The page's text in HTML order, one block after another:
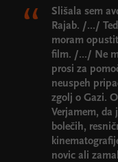
Slišala sem
Rajab. /.../
moram
film. /.../ Ne
prosi za
neuspeh
zgolj o Gazi.
Verjamem, da
bolečih,
novic ali